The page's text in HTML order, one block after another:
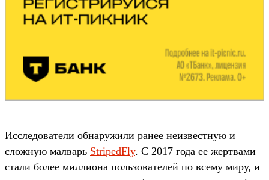
Исследователи обнаружили ранее неизвестную и
сложную малварь StripedFly. С 2017 года ее жертвами
стали более миллиона пользователей по всему миру, и